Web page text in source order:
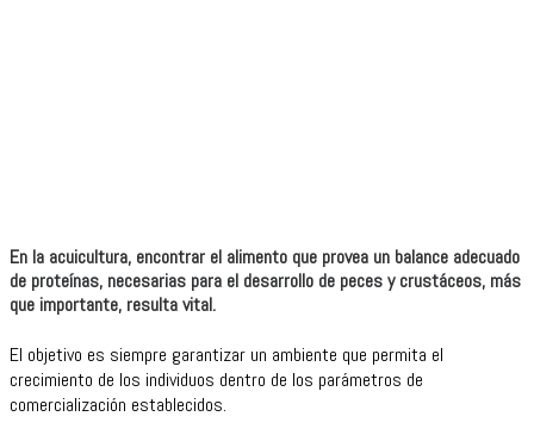
En la acuicultura, encontrar el alimento que provea un balance adecuado
de proteínas, necesarias para el desarrollo de peces y crustáceos, más
que importante, resulta vital.
El objetivo es siempre garantizar un ambiente que permita el
crecimiento de los individuos dentro de los parámetros de
comercialización establecidos.